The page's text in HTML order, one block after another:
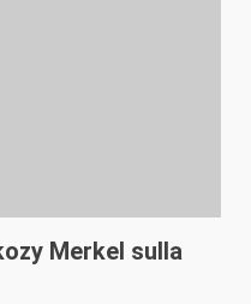
Merkel sulla